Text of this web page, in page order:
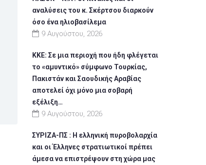
αναλύσεις του κ. Σκέρτσου διαρκούν
όσο ένα ηλιοβασίλεμα
9 Αυγούστου, 2026
ΚΚΕ: Σε μια περιοχή που ήδη φλέγεται
το «αμυντικό» σύμφωνο Τουρκίας,
Πακιστάν και Σαουδικής Αραβίας
αποτελεί όχι μόνο μια σοβαρή
εξέλιξη…
9 Αυγούστου, 2026
ΣΥΡΙΖΑ-ΠΣ : Η ελληνική πυροβολαρχία
και οι Έλληνες στρατιωτικοί πρέπει
άμεσα να επιστρέψουν στη χώρα μας